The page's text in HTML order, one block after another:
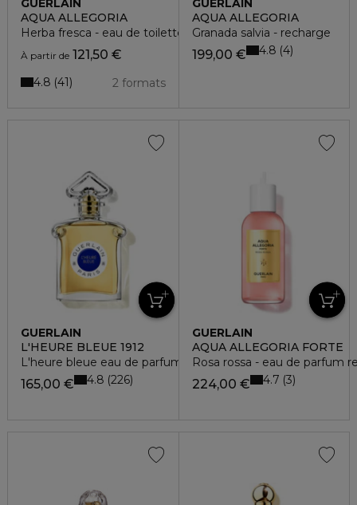
GUERLAIN
AQUA ALLEGORIA
Herba fresca - eau de toilette
À partir de 121,50 €
2 formats
4.8 41
GUERLAIN
AQUA ALLEGORIA
Granada salvia - recharge
199,00 € 4.8 4
GUERLAIN
L'HEURE BLEUE 1912
L'heure bleue eau de parfum
165,00 € 4.8 226
GUERLAIN
AQUA ALLEGORIA FORTE
Rosa rossa - eau de parfum
224,00 € 4.7 3